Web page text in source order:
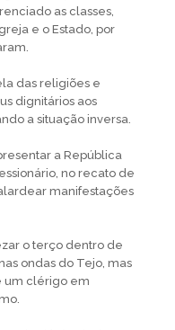
as classes,
e o Estado, por
das religiões e
dignitários aos
a situação inversa.
a República
no recato de
manifestações
o terço dentro de
ondas do Tejo, mas
um clérigo em